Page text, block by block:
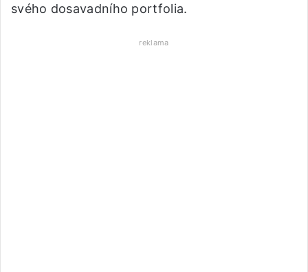
svého dosavadního portfolia.
reklama